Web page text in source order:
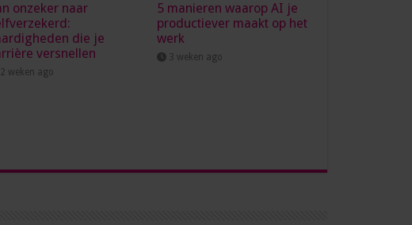
onzeker naar
die je
versnellen
2 weken ago
5 manieren waarop AI je
productiever maakt op het
werk
3 weken ago